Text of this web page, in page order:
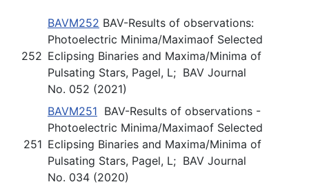
252
BAVM252 BAV-Results of observations:
Photoelectric Minima/Maximaof Selected
Eclipsing Binaries and Maxima/Minima of
Pulsating Stars, Pagel, L; BAV Journal
No. 052 (2021)
251
BAVM251 BAV-Results of observations -
Photoelectric Minima/Maximaof Selected
Eclipsing Binaries and Maxima/Minima of
Pulsating Stars, Pagel, L; BAV Journal
No. 034 (2020)